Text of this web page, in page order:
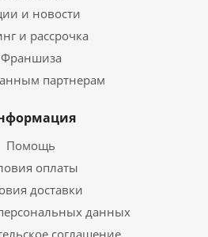
и новости
и рассрочка
Франшиза
партнерам
Помощь
оплаты
доставки
данных
соглашение